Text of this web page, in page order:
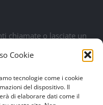
Cookie
tecnologie come i cookie
del dispositivo. Il
di elaborare dati come il
chiamate o lasciate un
presto